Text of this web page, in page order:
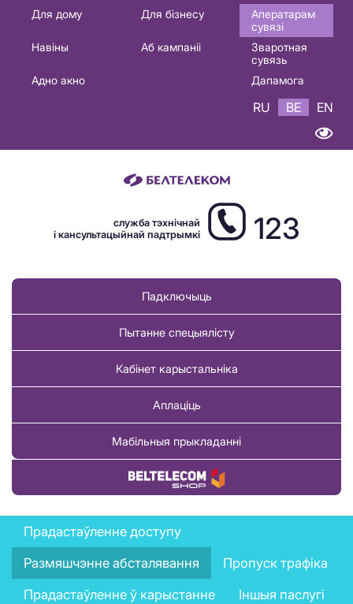
Основная
навигация
Для дому Для бізнесу
Аператарам
сувязі
Навіны
Аб кампаніі
Зваротная
сувязь
Адно акно
Дапамога
RU BE EN
служба тэхнічнай
і кансультацыйнай падтрымкі
123
Падключыць
Пытанне спецыялісту
Кабінет карыстальніка
Аплаціць
Мабільныя прыкладанні
Купіць тавар
Telecom
operators
menu
Прадастаўленне доступу
Размяшчэнне абсталявання
Пропуск трафіка
Прадастаўленне ў карыстанне
Іншыя паслугі